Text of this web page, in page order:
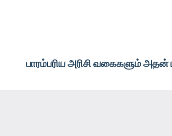
பாரம்பரிய அரிசி வகைகளும்